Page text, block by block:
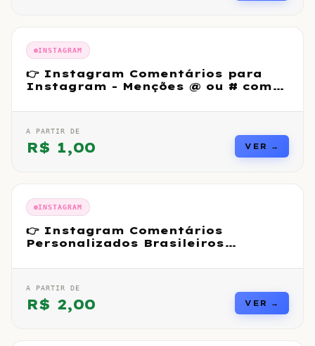
INSTAGRAM
👉 Instagram Comentários para
Instagram - Menções @ ou # com
A PARTIR DE
R$ 1,00 VER →
INSTAGRAM
👉 Instagram Comentários
Personalizados Brasileiros
A PARTIR DE
R$ 2,00 VER →